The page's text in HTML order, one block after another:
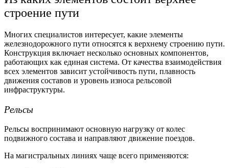
строение пути
Многих специалистов интересует, какие элементы
железнодорожного пути относятся к верхнему строению пути.
Конструкция включает несколько основных компонентов,
работающих как единая система. От качества взаимодействия
всех элементов зависит устойчивость пути, плавность
движения составов и уровень износа рельсовой
инфраструктуры.
Рельсы
Рельсы воспринимают основную нагрузку от колес
подвижного состава и направляют движение поездов.
На магистральных линиях чаще всего применяются: